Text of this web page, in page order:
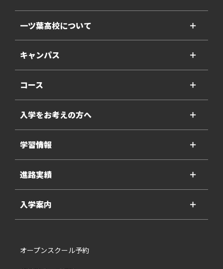
一ツ葉高校について ＋
キャンパス ＋
コース ＋
入学をお考えの方へ ＋
学習情報 ＋
進路実績 ＋
入学案内 ＋
オープンスクール予約